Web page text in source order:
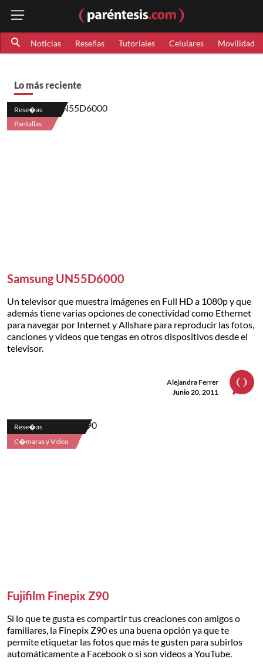
Noticias Reseñas Tutoriales Celulares Movilidad
Lo más reciente
Rese�as
Pantallas
Samsung UN55D6000
Un televisor que muestra imágenes en Full HD a 1080p y que
además tiene varias opciones de conectividad como Ethernet
para navegar por Internet y Allshare para reproducir las fotos,
canciones y videos que tengas en otros dispositivos desde el
televisor.
Alejandra Ferrer
Junio 20, 2011
Rese�as
C�maras y Video
Fujifilm Finepix Z90
Si lo que te gusta es compartir tus creaciones con amigos o
familiares, la Finepix Z90 es una buena opción ya que te
permite etiquetar las fotos que más te gusten para subirlos
automáticamente a Facebook o si son videos a YouTube.